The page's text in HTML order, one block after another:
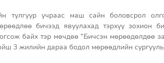
тулгуур учраас маш сайн боловсрол
бичээд явуулахад тэрхүү зохион
байх тэр мөчдөө “Бичсэн мөрөөдөлдөө
3 жилийн дараа бодол мөрөөдлийн